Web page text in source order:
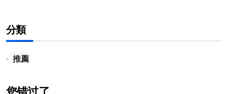
分類
推薦